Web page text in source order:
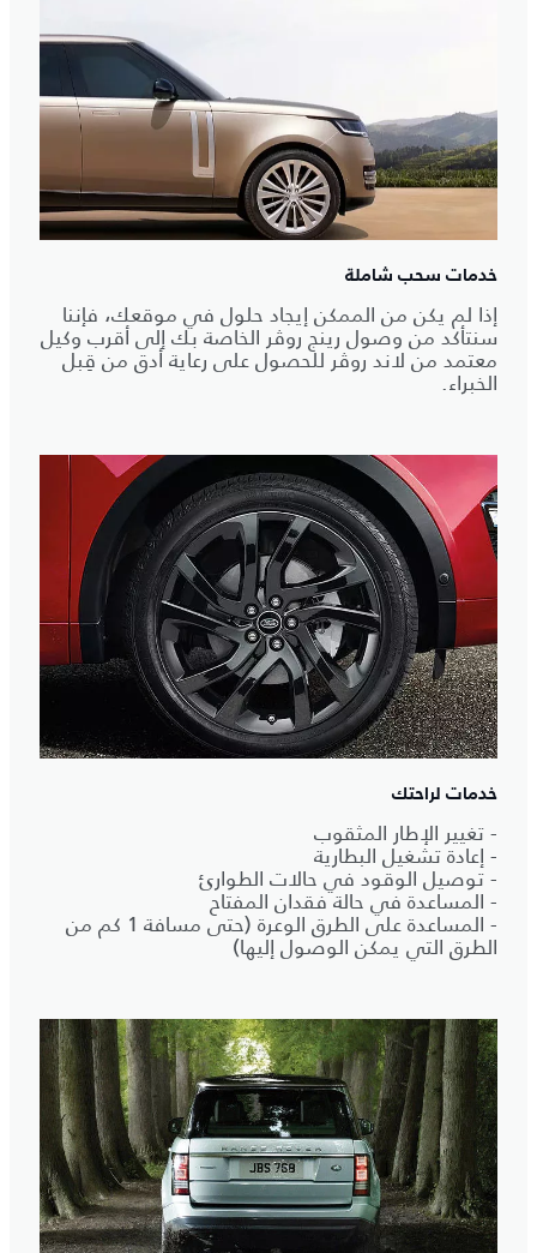
خدمات سحب شاملة
إذا لم يكن من الممكن إيجاد حلول في موقعك، فإننا
سنتأكد من وصول رينج روڤر الخاصة بك إلى أقرب وكيل
معتمد من لاند روڤر للحصول على رعاية أدق من قِبل
الخبراء.
خدمات لراحتك
- تغيير الإطار المثقوب
- إعادة تشغيل البطارية
- توصيل الوقود في حالات الطوارئ
- المساعدة في حالة فقدان المفتاح
- المساعدة على الطرق الوعرة (حتى مسافة 1 كم من
الطرق التي يمكن الوصول إليها)